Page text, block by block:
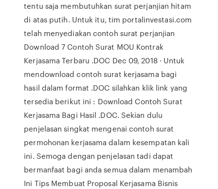
tentu saja membutuhkan surat perjanjian hitam
di atas putih. Untuk itu, tim portalinvestasi.com
telah menyediakan contoh surat perjanjian
Download 7 Contoh Surat MOU Kontrak
Kerjasama Terbaru .DOC Dec 09, 2018 · Untuk
mendownload contoh surat kerjasama bagi
hasil dalam format .DOC silahkan klik link yang
tersedia berikut ini : Download Contoh Surat
Kerjasama Bagi Hasil .DOC. Sekian dulu
penjelasan singkat mengenai contoh surat
permohonan kerjasama dalam kesempatan kali
ini. Semoga dengan penjelasan tadi dapat
bermanfaat bagi anda semua dalam menambah
Ini Tips Membuat Proposal Kerjasama Bisnis